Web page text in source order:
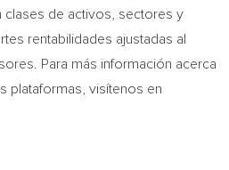
clases de activos, sectores y
rentabilidades ajustadas al
Para más información acerca
plataformas, visítenos en